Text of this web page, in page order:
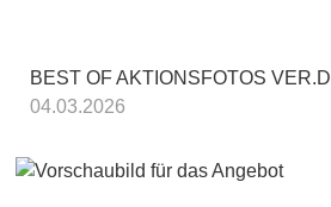
BEST OF AKTIONSFOTOS VER.DI
04.03.2026